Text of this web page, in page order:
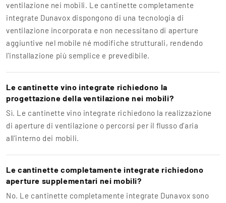
ventilazione nei mobili. Le cantinette completamente
integrate Dunavox dispongono di una tecnologia di
ventilazione incorporata e non necessitano di aperture
aggiuntive nel mobile né modifiche strutturali, rendendo
l'installazione più semplice e prevedibile.
Le cantinette vino integrate richiedono la
progettazione della ventilazione nei mobili?
Sì. Le cantinette vino integrate richiedono la realizzazione
di aperture di ventilazione o percorsi per il flusso d’aria
all'interno dei mobili.
Le cantinette completamente integrate richiedono
aperture supplementari nei mobili?
No. Le cantinette completamente integrate Dunavox sono